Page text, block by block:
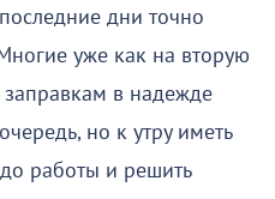
дни точно
уже как на вторую
в надежде
но к утру иметь
работы и решить